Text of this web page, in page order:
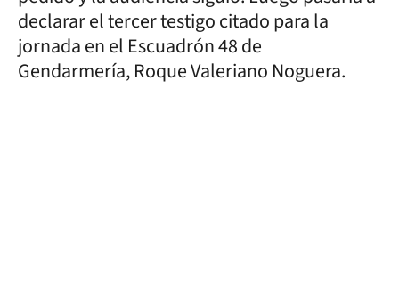
declarar el tercer testigo citado para la
jornada en el Escuadrón 48 de
Gendarmería, Roque Valeriano Noguera.